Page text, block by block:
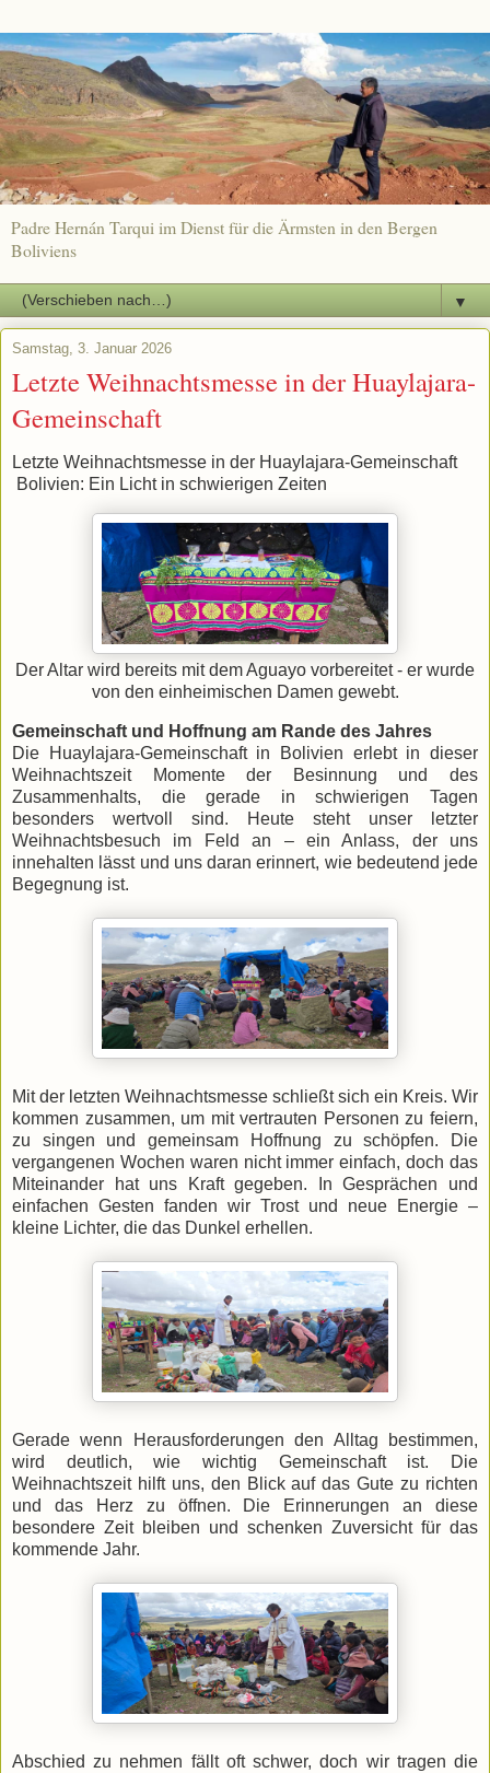
Padre Hernán Tarqui im Dienst für die Ärmsten in den Bergen
Boliviens
▼
Samstag, 3. Januar 2026
Letzte Weihnachtsmesse in der Huaylajara-
Gemeinschaft
Letzte Weihnachtsmesse in der Huaylajara-Gemeinschaft
Bolivien: Ein Licht in schwierigen Zeiten
Der Altar wird bereits mit dem Aguayo vorbereitet - er wurde
von den einheimischen Damen gewebt.
Gemeinschaft und Hoffnung am Rande des Jahres
Die Huaylajara-Gemeinschaft in Bolivien erlebt in dieser
Weihnachtszeit Momente der Besinnung und des
Zusammenhalts, die gerade in schwierigen Tagen
besonders wertvoll sind. Heute steht unser letzter
Weihnachtsbesuch im Feld an – ein Anlass, der uns
innehalten lässt und uns daran erinnert, wie bedeutend jede
Begegnung ist.
Mit der letzten Weihnachtsmesse schließt sich ein Kreis. Wir
kommen zusammen, um mit vertrauten Personen zu feiern,
zu singen und gemeinsam Hoffnung zu schöpfen. Die
vergangenen Wochen waren nicht immer einfach, doch das
Miteinander hat uns Kraft gegeben. In Gesprächen und
einfachen Gesten fanden wir Trost und neue Energie –
kleine Lichter, die das Dunkel erhellen.
Gerade wenn Herausforderungen den Alltag bestimmen,
wird deutlich, wie wichtig Gemeinschaft ist. Die
Weihnachtszeit hilft uns, den Blick auf das Gute zu richten
und das Herz zu öffnen. Die Erinnerungen an diese
besondere Zeit bleiben und schenken Zuversicht für das
kommende Jahr.
Abschied zu nehmen fällt oft schwer, doch wir tragen die